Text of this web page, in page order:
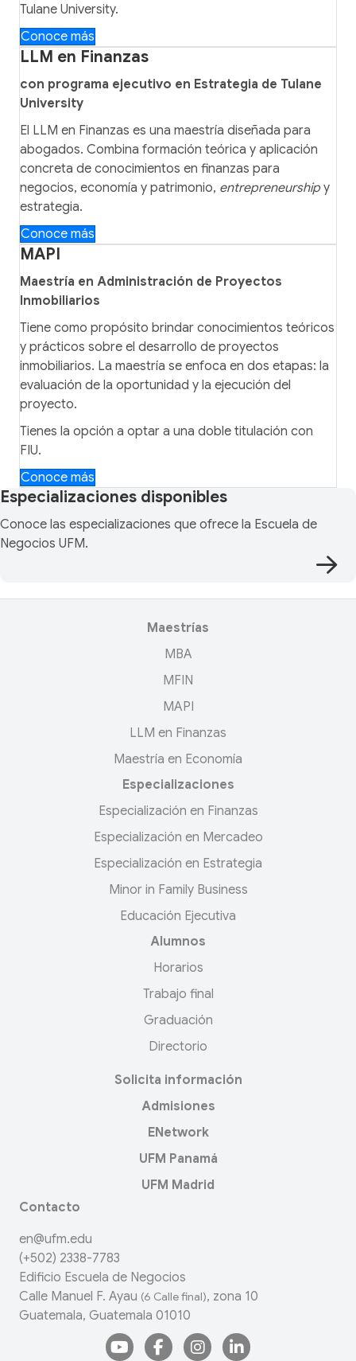
Tulane University.
Conoce más
LLM en Finanzas
con programa ejecutivo en Estrategia de Tulane
University
El LLM en Finanzas es una maestría diseñada para
abogados. Combina formación teórica y aplicación
concreta de conocimientos en finanzas para
negocios, economía y patrimonio, entrepreneurshipy
estrategia.
Conoce más
MAPI
Maestría en Administración de Proyectos
Inmobiliarios
Tiene como propósito brindar conocimientos teóricos
y prácticos sobre el desarrollo de proyectos
inmobiliarios. La maestría se enfoca en dos etapas: la
evaluación de la oportunidad y la ejecución del
proyecto.
Tienes la opción a optar a una doble titulación con
FIU.
Conoce más
Especializaciones disponibles
Conoce las especializaciones que ofrece la Escuela de
Negocios UFM.
Maestrías
MBA
MFIN
MAPI
LLM en Finanzas
Maestría en Economía
Especializaciones
Especialización en Finanzas
Especialización en Mercadeo
Especialización en Estrategia
Minor in Family Business
Educación Ejecutiva
Alumnos
Horarios
Trabajo final
Graduación
Directorio
Solicita información
Admisiones
ENetwork
UFM Panamá
UFM Madrid
Contacto
en@ufm.edu
(+502) 2338-7783
Edificio Escuela de Negocios
Calle Manuel F. Ayau (6 Calle final), zona 10
Guatemala, Guatemala 01010